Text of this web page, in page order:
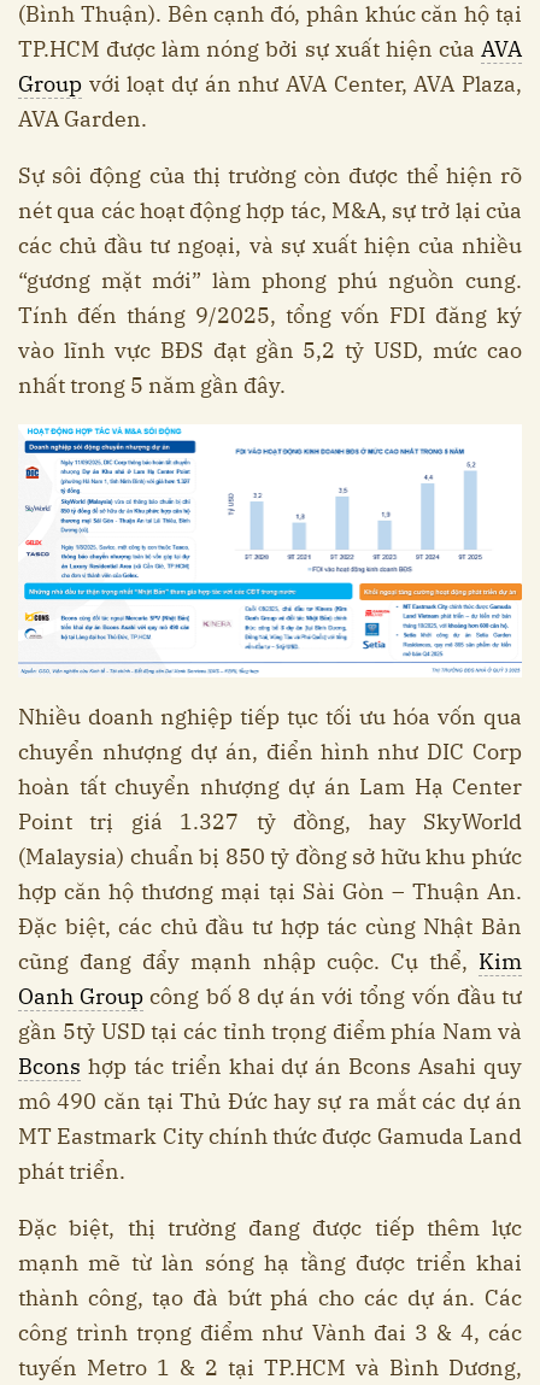
(Bình Thuận). Bên cạnh đó, phân khúc căn hộ tại
TP.HCM được làm nóng bởi sự xuất hiện của AVA
Group với loạt dự án như AVA Center, AVA Plaza,
AVA Garden.
Sự sôi động của thị trường còn được thể hiện rõ
nét qua các hoạt động hợp tác, M&A, sự trở lại của
các chủ đầu tư ngoại, và sự xuất hiện của nhiều
“gương mặt mới” làm phong phú nguồn cung.
Tính đến tháng 9/2025, tổng vốn FDI đăng ký
vào lĩnh vực BĐS đạt gần 5,2 tỷ USD, mức cao
nhất trong 5 năm gần đây.
Nhiều doanh nghiệp tiếp tục tối ưu hóa vốn qua
chuyển nhượng dự án, điển hình như DIC Corp
hoàn tất chuyển nhượng dự án Lam Hạ Center
Point trị giá 1.327 tỷ đồng, hay SkyWorld
(Malaysia) chuẩn bị 850 tỷ đồng sở hữu khu phức
hợp căn hộ thương mại tại Sài Gòn – Thuận An.
Đặc biệt, các chủ đầu tư hợp tác cùng Nhật Bản
cũng đang đẩy mạnh nhập cuộc. Cụ thể, Kim
Oanh Group công bố 8 dự án với tổng vốn đầu tư
gần 5tỷ USD tại các tỉnh trọng điểm phía Nam và
Bcons hợp tác triển khai dự án Bcons Asahi quy
mô 490 căn tại Thủ Đức hay sự ra mắt các dự án
MT Eastmark City chính thức được Gamuda Land
phát triển.
Đặc biệt, thị trường đang được tiếp thêm lực
mạnh mẽ từ làn sóng hạ tầng được triển khai
thành công, tạo đà bứt phá cho các dự án. Các
công trình trọng điểm như Vành đai 3 & 4, các
tuyến Metro 1 & 2 tại TP.HCM và Bình Dương,